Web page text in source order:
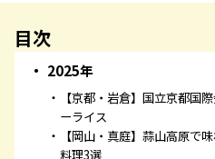
目次
2025年
【京都・岩倉】国立京都国
ーライス
【岡山・真庭】蒜山高原で
料理3選